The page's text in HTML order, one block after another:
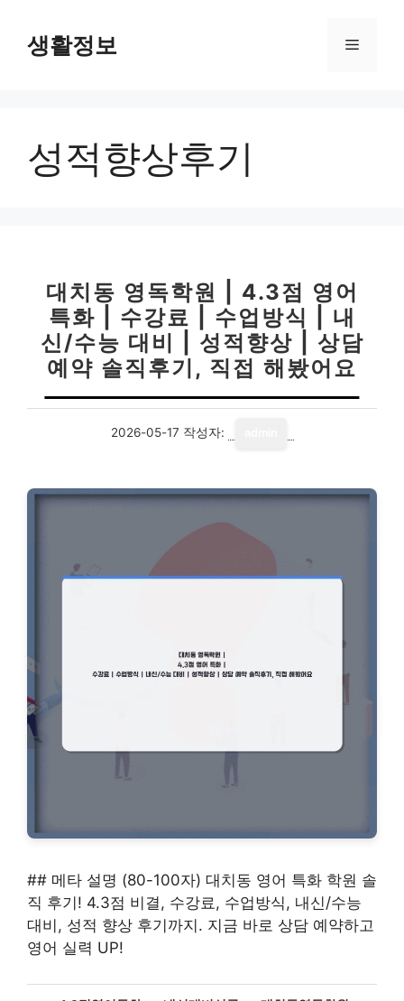
생활정보 메
성적향상후기
대치동 영독학원 | 4.3점 영어
특화 | 수강료 | 수업방식 | 내
신/수능 대비 | 성적향상 | 상담
예약 솔직후기, 직접 해봤어요
2026-05-17 작성자:
## 메타 설명 (80-100자) 대치동 영어 특화 학원 솔
직 후기! 4.3점 비결, 수강료, 수업방식, 내신/수능
대비, 성적 향상 후기까지. 지금 바로 상담 예약하고
영어 실력 UP!